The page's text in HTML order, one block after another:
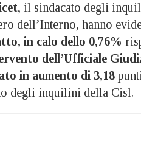
, il sindacato degli
dell’Interno, hanno
in calo dello 0,76%
dell’Ufficiale
in aumento di 3,18
degli inquilini della Cisl.